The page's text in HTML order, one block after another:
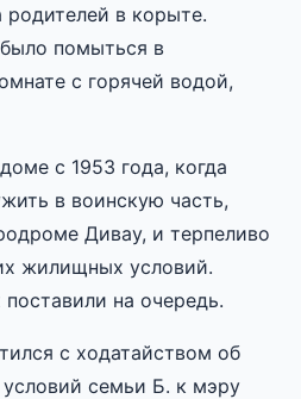
в корыте.
помыться в
с горячей водой,
с 1953 года, когда
в воинскую часть,
Дивау, и терпеливо
жилищных условий.
на очередь.
с ходатайством об
семьи Б. к мэру